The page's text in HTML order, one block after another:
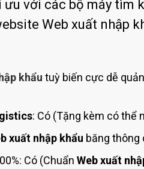
quảng cáo Facebook
SEO Website
với các bộ máy tìm
Web xuất nhập
khẩu tuỳ biến cực dễ
: Có (Tặng kèm có thể
xuất nhập khẩu băng thông
Có (Chuẩn Web xuất